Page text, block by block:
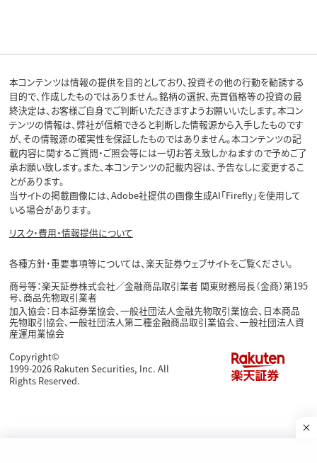
本コンテンツは情報の提供を目的としており、投資その他の行動を勧誘する
目的で、作成したものではありません。銘柄の選択、売買価格等の投資の最
終決定は、お客様ご自身でご判断いただきますようお願いいたします。本コン
テンツの情報は、弊社が信頼できると判断した情報源から入手したものです
が、その情報源の確実性を保証したものではありません。本コンテンツの記
載内容に関するご質問・ご照会等には一切お答え致しかねますので予めご了
承お願い致します。また、本コンテンツの記載内容は、予告なしに変更するこ
とがあります。
当サイトの掲載画像には、Adobe社提供の画像生成AI「Firefly」を使用して
いる場合があります。
リスク・費用・情報提供について
各種方針・重要事項等については、楽天証券ウェブサイトをご覧ください。
商号等：楽天証券株式会社／金融商品取引業者 関東財務局長（金商）第195
号、商品先物取引業者
加入協会：日本証券業協会、一般社団法人金融先物取引業協会、日本商品
先物取引協会、一般社団法人第二種金融商品取引業協会、一般社団法人資
産運用業協会
Copyright©
1999-2026 Rakuten Securities, Inc. All
Rights Reserved.